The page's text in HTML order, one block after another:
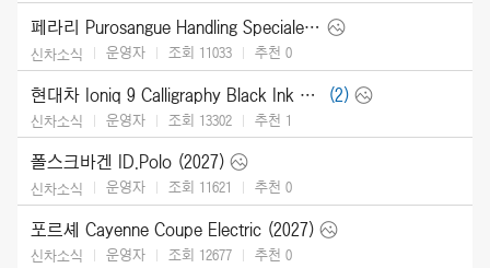
페라리 Purosangue Handling Speciale (2027)
신차소식 운영자 조회 11033 추천 0
현대차 Ioniq 9 Calligraphy Black Ink (2027) (2)
신차소식 운영자 조회 13302 추천 1
폴스크바겐 ID.Polo (2027)
신차소식 운영자 조회 11621 추천 0
포르셰 Cayenne Coupe Electric (2027)
신차소식 운영자 조회 12677 추천 0